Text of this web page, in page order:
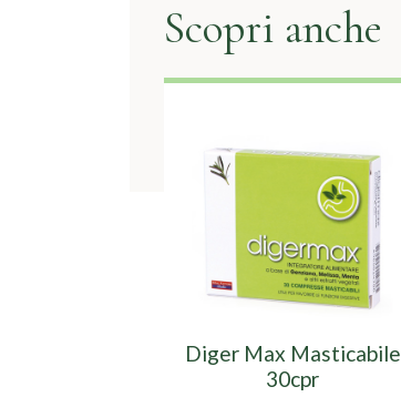
Scopri anche
Diger Max Masticabile
30cpr